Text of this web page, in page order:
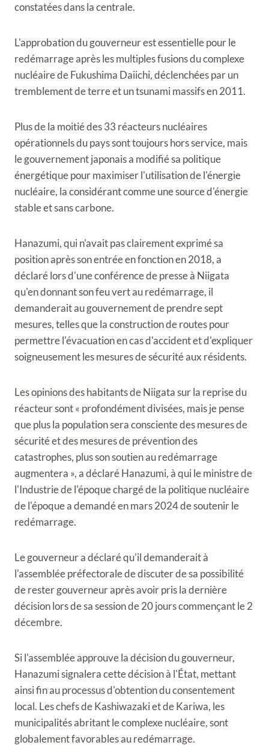
constatées dans la centrale.
L'approbation du gouverneur est essentielle pour le
redémarrage après les multiples fusions du complexe
nucléaire de Fukushima Daiichi, déclenchées par un
tremblement de terre et un tsunami massifs en 2011.
Plus de la moitié des 33 réacteurs nucléaires
opérationnels du pays sont toujours hors service, mais
le gouvernement japonais a modifié sa politique
énergétique pour maximiser l'utilisation de l'énergie
nucléaire, la considérant comme une source d'énergie
stable et sans carbone.
Hanazumi, qui n'avait pas clairement exprimé sa
position après son entrée en fonction en 2018, a
déclaré lors d'une conférence de presse à Niigata
qu'en donnant son feu vert au redémarrage, il
demanderait au gouvernement de prendre sept
mesures, telles que la construction de routes pour
permettre l'évacuation en cas d'accident et d'expliquer
soigneusement les mesures de sécurité aux résidents.
Les opinions des habitants de Niigata sur la reprise du
réacteur sont « profondément divisées, mais je pense
que plus la population sera consciente des mesures de
sécurité et des mesures de prévention des
catastrophes, plus son soutien au redémarrage
augmentera », a déclaré Hanazumi, à qui le ministre de
l'Industrie de l'époque chargé de la politique nucléaire
de l'époque a demandé en mars 2024 de soutenir le
redémarrage.
Le gouverneur a déclaré qu'il demanderait à
l'assemblée préfectorale de discuter de sa possibilité
de rester gouverneur après avoir pris la dernière
décision lors de sa session de 20 jours commençant le 2
décembre.
Si l'assemblée approuve la décision du gouverneur,
Hanazumi signalera cette décision à l'État, mettant
ainsi fin au processus d'obtention du consentement
local. Les chefs de Kashiwazaki et de Kariwa, les
municipalités abritant le complexe nucléaire, sont
globalement favorables au redémarrage.